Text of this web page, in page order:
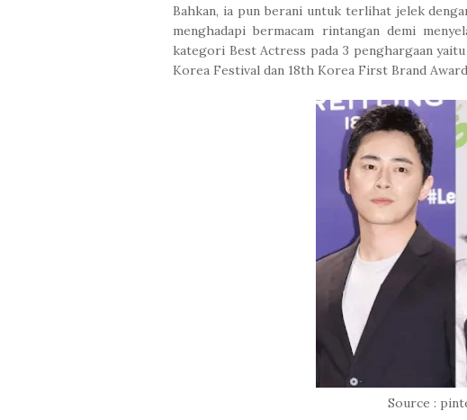
Bahkan, ia pun berani untuk terlihat jelek
menghadapi bermacam rintangan demi
kategori Best Actress pada 3 penghargaan
Korea Festival dan 18th Korea First Brand
Source :